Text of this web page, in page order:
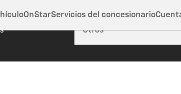
OnStarServicios del concesionario